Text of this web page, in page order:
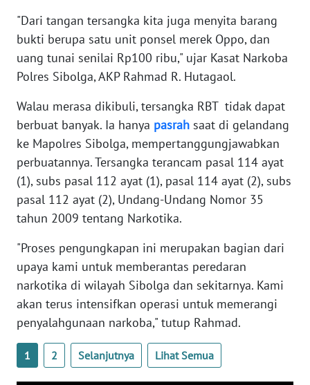
"Dari tangan tersangka kita juga menyita barang
bukti berupa satu unit ponsel merek Oppo, dan
uang tunai senilai Rp100 ribu," ujar Kasat Narkoba
Polres Sibolga, AKP Rahmad R. Hutagaol.
Walau merasa dikibuli, tersangka RBT tidak dapat
berbuat banyak. Ia hanya pasrah saat di gelandang
ke Mapolres Sibolga, mempertanggungjawabkan
perbuatannya. Tersangka terancam pasal 114 ayat
(1), subs pasal 112 ayat (1), pasal 114 ayat (2), subs
pasal 112 ayat (2), Undang-Undang Nomor 35
tahun 2009 tentang Narkotika.
"Proses pengungkapan ini merupakan bagian dari
upaya kami untuk memberantas peredaran
narkotika di wilayah Sibolga dan sekitarnya. Kami
akan terus intensifkan operasi untuk memerangi
penyalahgunaan narkoba," tutup Rahmad.
1 2 Selanjutnya Lihat Semua
LAMPUNG
WN
JATENG
WN
NUSANTARA
WN
JOGJA
JATIM
WN
BALI
KALBAR
WN
KALTENG